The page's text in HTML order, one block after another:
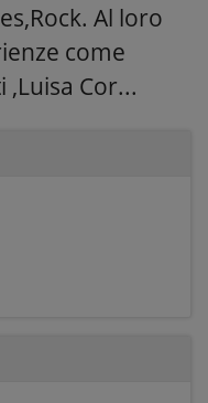
Al loro
come
Cor...